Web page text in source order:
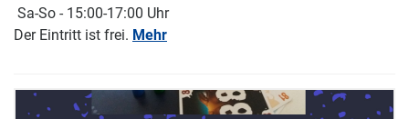
Sa-So - 15:00-17:00 Uhr
Der Eintritt ist frei. Mehr